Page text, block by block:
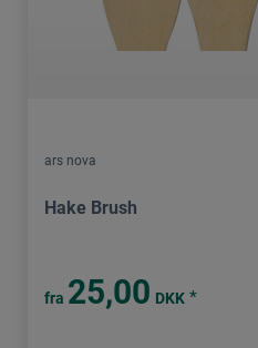
ars nova
Hake Brush
fra 25,00 DKK *